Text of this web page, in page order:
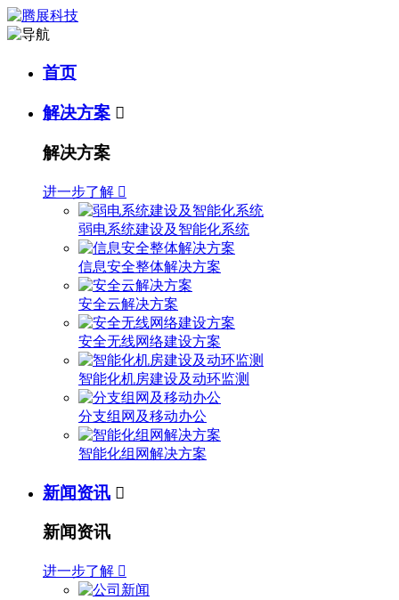
首页
解决方案 
解决方案
进一步了解 
弱电系统建设及智能化系统
信息安全整体解决方案
安全云解决方案
安全无线网络建设方案
智能化机房建设及动环监测
分支组网及移动办公
智能化组网解决方案
新闻资讯 
新闻资讯
进一步了解 